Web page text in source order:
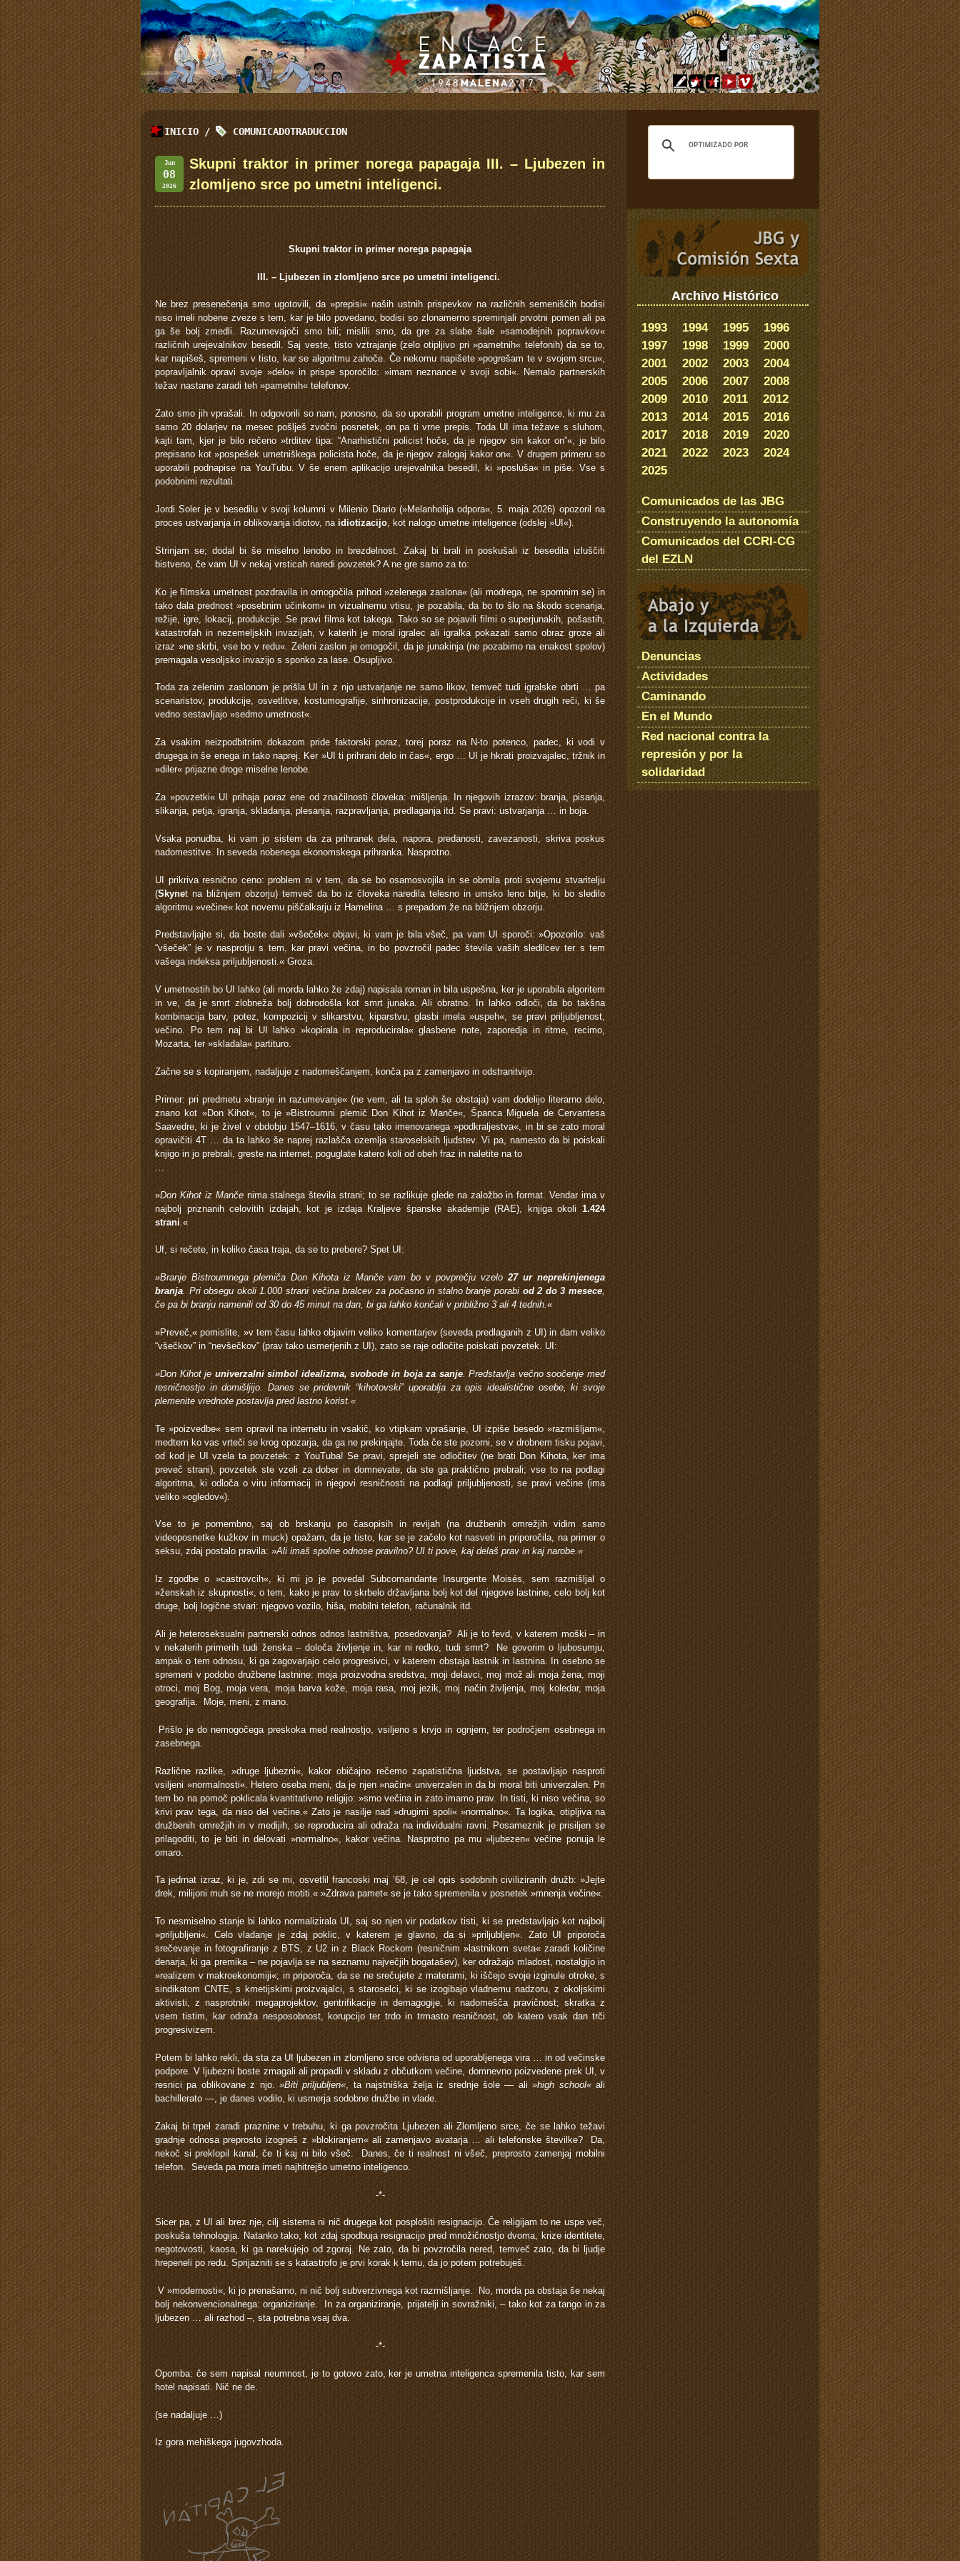
INICIO / COMUNICADOTRADUCCION
Jun
08
2026
Skupni traktor in primer norega papagaja III. – Ljubezen in
zlomljeno srce po umetni inteligenci.
Skupni traktor in primer norega papagaja
III. – Ljubezen in zlomljeno srce po umetni inteligenci.
Ne brez presenečenja smo ugotovili, da »prepisi« naših ustnih prispevkov na različnih semeniščih bodisi
niso imeli nobene zveze s tem, kar je bilo povedano, bodisi so zlonamerno spreminjali prvotni pomen ali pa
ga še bolj zmedli. Razumevajoči smo bili; mislili smo, da gre za slabe šale »samodejnih popravkov«
različnih urejevalnikov besedil. Saj veste, tisto vztrajanje (zelo otipljivo pri »pametnih« telefonih) da se to,
kar napišeš, spremeni v tisto, kar se algoritmu zahoče. Če nekomu napišete »pogrešam te v svojem srcu«,
popravljalnik opravi svoje »delo« in prispe sporočilo: »imam neznance v svoji sobi«. Nemalo partnerskih
težav nastane zaradi teh »pametnih« telefonov.
Zato smo jih vprašali. In odgovorili so nam, ponosno, da so uporabili program umetne inteligence, ki mu za
samo 20 dolarjev na mesec pošlješ zvočni posnetek, on pa ti vrne prepis. Toda UI ima težave s sluhom,
kajti tam, kjer je bilo rečeno »trditev tipa: “Anarhistični policist hoče, da je njegov sin kakor on”«, je bilo
prepisano kot »pospešek umetniškega policista hoče, da je njegov zalogaj kakor on«. V drugem primeru so
uporabili podnapise na YouTubu. V še enem aplikacijo urejevalnika besedil, ki »posluša« in piše. Vse s
podobnimi rezultati.
Jordi Soler je v besedilu v svoji kolumni v Milenio Diario (»Melanholija odpora«, 5. maja 2026) opozoril na
proces ustvarjanja in oblikovanja idiotov, na idiotizacijo, kot nalogo umetne inteligence (odslej »UI«).
Strinjam se; dodal bi še miselno lenobo in brezdelnost. Zakaj bi brali in poskušali iz besedila izluščiti
bistveno, če vam UI v nekaj vrsticah naredi povzetek? A ne gre samo za to:
Ko je filmska umetnost pozdravila in omogočila prihod »zelenega zaslona« (ali modrega, ne spomnim se) in
tako dala prednost »posebnim učinkom« in vizualnemu vtisu, je pozabila, da bo to šlo na škodo scenarija,
režije, igre, lokacij, produkcije. Se pravi filma kot takega. Tako so se pojavili filmi o superjunakih, pošastih,
katastrofah in nezemeljskih invazijah, v katerih je moral igralec ali igralka pokazati samo obraz groze ali
izraz »ne skrbi, vse bo v redu«. Zeleni zaslon je omogočil, da je junakinja (ne pozabimo na enakost spolov)
premagala vesoljsko invazijo s sponko za lase. Osupljivo.
Toda za zelenim zaslonom je prišla UI in z njo ustvarjanje ne samo likov, temveč tudi igralske obrti … pa
scenaristov, produkcije, osvetlitve, kostumografije, sinhronizacije, postprodukcije in vseh drugih reči, ki še
vedno sestavljajo »sedmo umetnost«.
Za vsakim neizpodbitnim dokazom pride faktorski poraz, torej poraz na N-to potenco, padec, ki vodi v
drugega in še enega in tako naprej. Ker »UI ti prihrani delo in čas«, ergo … UI je hkrati proizvajalec, tržnik in
»diler« prijazne droge miselne lenobe.
Za »povzetki« UI prihaja poraz ene od značilnosti človeka: mišljenja. In njegovih izrazov: branja, pisanja,
slikanja, petja, igranja, skladanja, plesanja, razpravljanja, predlaganja itd. Se pravi: ustvarjanja … in boja.
Vsaka ponudba, ki vam jo sistem da za prihranek dela, napora, predanosti, zavezanosti, skriva poskus
nadomestitve. In seveda nobenega ekonomskega prihranka. Nasprotno.
UI prikriva resnično ceno: problem ni v tem, da se bo osamosvojila in se obrnila proti svojemu stvaritelju
(Skynet na bližnjem obzorju) temveč da bo iz človeka naredila telesno in umsko leno bitje, ki bo sledilo
algoritmu »večine« kot novemu piščalkarju iz Hamelina … s prepadom že na bližnjem obzorju.
Predstavljajte si, da boste dali »všeček« objavi, ki vam je bila všeč, pa vam UI sporoči: »Opozorilo: vaš
“všeček” je v nasprotju s tem, kar pravi večina, in bo povzročil padec števila vaših sledilcev ter s tem
vašega indeksa priljubljenosti.« Groza.
V umetnostih bo UI lahko (ali morda lahko že zdaj) napisala roman in bila uspešna, ker je uporabila algoritem
in ve, da je smrt zlobneža bolj dobrodošla kot smrt junaka. Ali obratno. In lahko odloči, da bo takšna
kombinacija barv, potez, kompozicij v slikarstvu, kiparstvu, glasbi imela »uspeh«, se pravi priljubljenost,
večino. Po tem naj bi UI lahko »kopirala in reproducirala« glasbene note, zaporedja in ritme, recimo,
Mozarta, ter »skladala« partituro.
Začne se s kopiranjem, nadaljuje z nadomeščanjem, konča pa z zamenjavo in odstranitvijo.
Primer: pri predmetu »branje in razumevanje« (ne vem, ali ta sploh še obstaja) vam dodelijo literarno delo,
znano kot »Don Kihot«, to je »Bistroumni plemič Don Kihot iz Manče«, Španca Miguela de Cervantesa
Saavedre, ki je živel v obdobju 1547–1616, v času tako imenovanega »podkraljestva«, in bi se zato moral
opravičiti 4T … da ta lahko še naprej razlašča ozemlja staroselskih ljudstev. Vi pa, namesto da bi poiskali
knjigo in jo prebrali, greste na internet, poguglate katero koli od obeh fraz in naletite na to
»Don Kihot iz Mančenima stalnega števila strani; to se razlikuje glede na založbo in format. Vendar ima v
najbolj priznanih celovitih izdajah, kot je izdaja Kraljeve španske akademije (RAE), knjiga okoli 1.424
strani .«
Uf, si rečete, in koliko časa traja, da se to prebere? Spet UI:
»Branje Bistroumnega plemiča Don Kihota iz Manče vam bo v povprečju vzelo27 ur neprekinjenega
branja. Pri obsegu okoli 1.000 strani večina bralcev za počasno in stalno branje porabi od 2 do 3 mesece,
če pa bi branju namenili od 30 do 45 minut na dan, bi ga lahko končali v približno 3 ali 4 tednih.«
»Preveč,« pomislite, »v tem času lahko objavim veliko komentarjev (seveda predlaganih z UI) in dam veliko
“všečkov” in “nevšečkov” (prav tako usmerjenih z UI), zato se raje odločite poiskati povzetek. UI:
»Don Kihot je univerzalni simbol idealizma, svobode in boja za sanje. Predstavlja večno soočenje med
resničnostjo in domišljijo. Danes se pridevnik “kihotovski” uporablja za opis idealistične osebe, ki svoje
plemenite vrednote postavlja pred lastno korist.«
Te »poizvedbe« sem opravil na internetu in vsakič, ko vtipkam vprašanje, UI izpiše besedo »razmišljam«,
medtem ko vas vrteči se krog opozarja, da ga ne prekinjajte. Toda če ste pozorni, se v drobnem tisku pojavi,
od kod je UI vzela ta povzetek: z YouTuba! Se pravi, sprejeli ste odločitev (ne brati Don Kihota, ker ima
preveč strani), povzetek ste vzeli za dober in domnevate, da ste ga praktično prebrali; vse to na podlagi
algoritma, ki odloča o viru informacij in njegovi resničnosti na podlagi priljubljenosti, se pravi večine (ima
veliko »ogledov«).
Vse to je pomembno, saj ob brskanju po časopisih in revijah (na družbenih omrežjih vidim samo
videoposnetke kužkov in muck) opažam, da je tisto, kar se je začelo kot nasveti in priporočila, na primer o
seksu, zdaj postalo pravila:»Ali imaš spolne odnose pravilno? UI ti pove, kaj delaš prav in kaj narobe.«
Iz zgodbe o »castrovcih«, ki mi jo je povedal Subcomandante Insurgente Moisés, sem razmišljal o
»ženskah iz skupnosti«, o tem, kako je prav to skrbelo državljana bolj kot del njegove lastnine, celo bolj kot
druge, bolj logične stvari: njegovo vozilo, hiša, mobilni telefon, računalnik itd.
Ali je heteroseksualni partnerski odnos odnos lastništva, posedovanja? Ali je to fevd, v katerem moški – in
v nekaterih primerih tudi ženska – določa življenje in, kar ni redko, tudi smrt? Ne govorim o ljubosumju,
ampak o tem odnosu, ki ga zagovarjajo celo progresivci, v katerem obstaja lastnik in lastnina. In osebno se
spremeni v podobo družbene lastnine: moja proizvodna sredstva, moji delavci, moj mož ali moja žena, moji
otroci, moj Bog, moja vera, moja barva kože, moja rasa, moj jezik, moj način življenja, moj koledar, moja
geografija. Moje, meni, z mano.
Prišlo je do nemogočega preskoka med realnostjo, vsiljeno s krvjo in ognjem, ter področjem osebnega in
zasebnega.
Različne razlike, »druge ljubezni«, kakor običajno rečemo zapatistična ljudstva, se postavljajo nasproti
vsiljeni »normalnosti«. Hetero oseba meni, da je njen »način« univerzalen in da bi moral biti univerzalen. Pri
tem bo na pomoč poklicala kvantitativno religijo: »smo večina in zato imamo prav. In tisti, ki niso večina, so
krivi prav tega, da niso del večine.« Zato je nasilje nad »drugimi spoli« »normalno«. Ta logika, otipljiva na
družbenih omrežjih in v medijih, se reproducira ali odraža na individualni ravni. Posameznik je prisiljen se
prilagoditi, to je biti in delovati »normalno«, kakor večina. Nasprotno pa mu »ljubezen« večine ponuja le
omaro.
Ta jedrnat izraz, ki je, zdi se mi, osvetlil francoski maj ’68, je cel opis sodobnih civiliziranih družb: »Jejte
drek, milijoni muh se ne morejo motiti.« »Zdrava pamet« se je tako spremenila v posnetek »mnenja večine«.
To nesmiselno stanje bi lahko normalizirala UI, saj so njen vir podatkov tisti, ki se predstavljajo kot najbolj
»priljubljeni«. Celo vladanje je zdaj poklic, v katerem je glavno, da si »priljubljen«. Zato UI priporoča
srečevanje in fotografiranje z BTS, z U2 in z Black Rockom (resničnim »lastnikom sveta« zaradi količine
denarja, ki ga premika – ne pojavlja se na seznamu največjih bogatašev), ker odražajo mladost, nostalgijo in
»realizem v makroekonomiji«; in priporoča, da se ne srečujete z materami, ki iščejo svoje izginule otroke, s
sindikatom CNTE, s kmetijskimi proizvajalci, s staroselci, ki se izogibajo vladnemu nadzoru, z okoljskimi
aktivisti, z nasprotniki megaprojektov, gentrifikacije in demagogije, ki nadomešča pravičnost; skratka z
vsem tistim, kar odraža nesposobnost, korupcijo ter trdo in trmasto resničnost, ob katero vsak dan trči
progresivizem.
Potem bi lahko rekli, da sta za UI ljubezen in zlomljeno srce odvisna od uporabljenega vira … in od večinske
podpore. V ljubezni boste zmagali ali propadli v skladu z občutkom večine, domnevno poizvedene prek UI, v
resnici pa oblikovane z njo.»Biti priljubljen« , ta najstniška želja iz srednje šole — ali»high school«ali
bachillerato —, je danes vodilo, ki usmerja sodobne družbe in vlade.
Zakaj bi trpel zaradi praznine v trebuhu, ki ga povzročita Ljubezen ali Zlomljeno srce, če se lahko težavi
gradnje odnosa preprosto izogneš z »blokiranjem« ali zamenjavo avatarja … ali telefonske številke? Da,
nekoč si preklopil kanal, če ti kaj ni bilo všeč. Danes, če ti realnost ni všeč, preprosto zamenjaj mobilni
telefon. Seveda pa mora imeti najhitrejšo umetno inteligenco.
-*-
Sicer pa, z UI ali brez nje, cilj sistema ni nič drugega kot posplošiti resignacijo. Če religijam to ne uspe več,
poskuša tehnologija. Natanko tako, kot zdaj spodbuja resignacijo pred množičnostjo dvoma, krize identitete,
negotovosti, kaosa, ki ga narekujejo od zgoraj. Ne zato, da bi povzročila nered, temveč zato, da bi ljudje
hrepeneli po redu. Sprijazniti se s katastrofo je prvi korak k temu, da jo potem potrebuješ.
V »modernosti«, ki jo prenašamo, ni nič bolj subverzivnega kot razmišljanje. No, morda pa obstaja še nekaj
bolj nekonvencionalnega: organiziranje. In za organiziranje, prijatelji in sovražniki, – tako kot za tango in za
ljubezen … ali razhod –, sta potrebna vsaj dva.
-*-
Opomba: če sem napisal neumnost, je to gotovo zato, ker je umetna inteligenca spremenila tisto, kar sem
hotel napisati. Nič ne de.
(se nadaljuje …)
Iz gora mehiškega jugovzhoda.
Archivo Histórico
1993 1994 1995
1996
1997
1998 1999
2000
2001
2002 2003
2004
2005
2006 2007
2008
2009
2010 2011
2012
2013
2014 2015
2016
2017
2018 2019
2020
2021
2022 2023
2024
2025
Comunicados de las JBG
Construyendo la autonomía
Comunicados del CCRI-CG
del EZLN
Denuncias
Actividades
Caminando
En el Mundo
Red nacional contra la
represión y por la
solidaridad